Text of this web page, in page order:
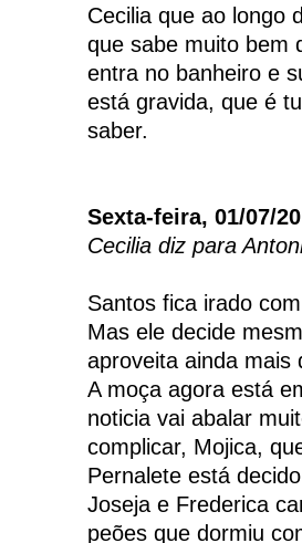
Cecilia que ao longo
que sabe muito bem
entra no banheiro e
está gravida, que é
saber.
Sexta-feira, 01/07/
Cecilia diz para
Santos fica irado
Mas ele decide
aproveita ainda mais
A moça agora está
noticia vai abalar
complicar, Mojica,
Pernalete está
Joseja e Frederica
peões que dormiu